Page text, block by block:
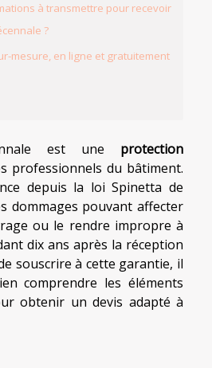
à transmettre pour recevoir
?
mesure, en ligne et gratuitement
est une protection
professionnels du bâtiment.
depuis la loi Spinetta de
dommages pouvant affecter
ou le rendre impropre à
dix ans après la réception
souscrire à cette garantie, il
comprendre les éléments
obtenir un devis adapté à